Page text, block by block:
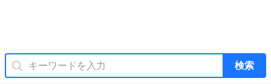
検索